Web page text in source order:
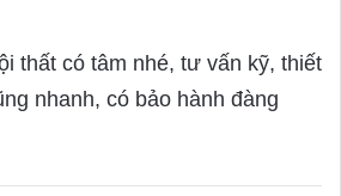
thất có tâm nhé, tư vấn kỹ, thiết
nhanh, có bảo hành đàng